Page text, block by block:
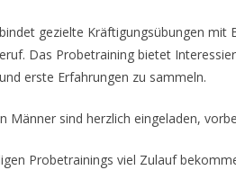
gezielte Kräftigungsübungen mit
Das Probetraining bietet
erste Erfahrungen zu sammeln.
Männer sind herzlich eingeladen,
Probetrainings viel Zulauf